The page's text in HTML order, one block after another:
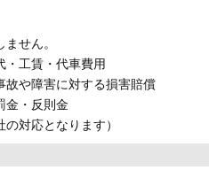
せん。
・工賃・代車費用
故や障害に対する損害賠償
金・反則金
対応となります）